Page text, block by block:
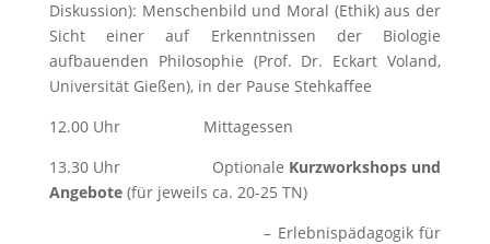
Diskussion): Menschenbild und Moral (Ethik) aus der
Sicht einer auf Erkenntnissen der Biologie
aufbauenden Philosophie (Prof. Dr. Eckart Voland,
Universität Gießen), in der Pause Stehkaffee
12.00 Uhr Mittagessen
13.30 Uhr Optionale Kurzworkshops und
Angebote(für jeweils ca. 20-25 TN)
– Erlebnispädagogik für